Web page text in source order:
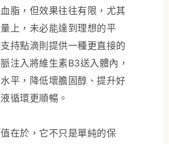
脂，但效果往往有限，尤其
上，未必能達到理想的平
持點滴則提供一種更直接的
注入將維生素B3送入體內，
平，降低壞膽固醇、提升好
循環更順暢。
在於，它不只是單純的保